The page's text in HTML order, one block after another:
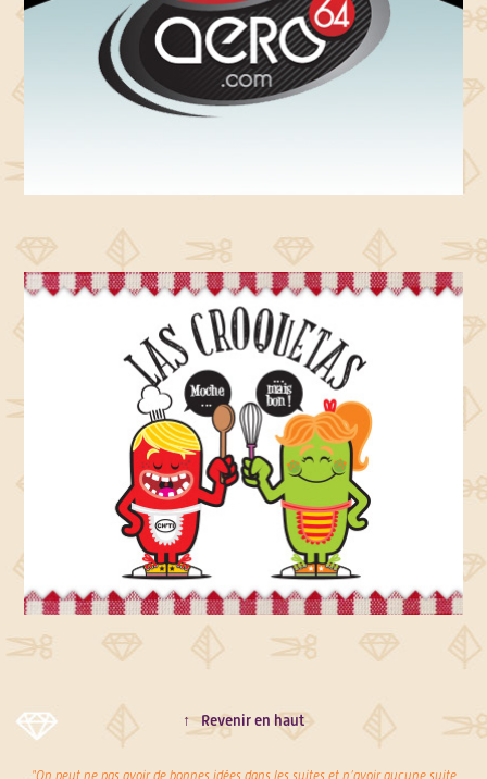
↑ Revenir en haut
"On peut ne pas avoir de bonnes idées dans les suites et n’avoir aucune suite